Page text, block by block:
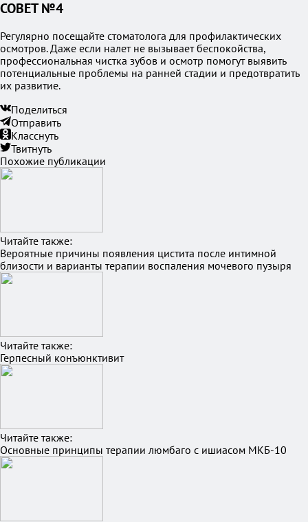
СОВЕТ №4
Регулярно посещайте стоматолога для профилактических
осмотров. Даже если налет не вызывает беспокойства,
профессиональная чистка зубов и осмотр помогут выявить
потенциальные проблемы на ранней стадии и предотвратить
их развитие.
Поделиться
Отправить
Класснуть
Твитнуть
Похожие публикации
Читайте также:
Вероятные причины появления цистита после интимной
близости и варианты терапии воспаления мочевого пузыря
Читайте также:
Герпесный конъюнктивит
Читайте также:
Основные принципы терапии люмбаго с ишиасом МКБ-10